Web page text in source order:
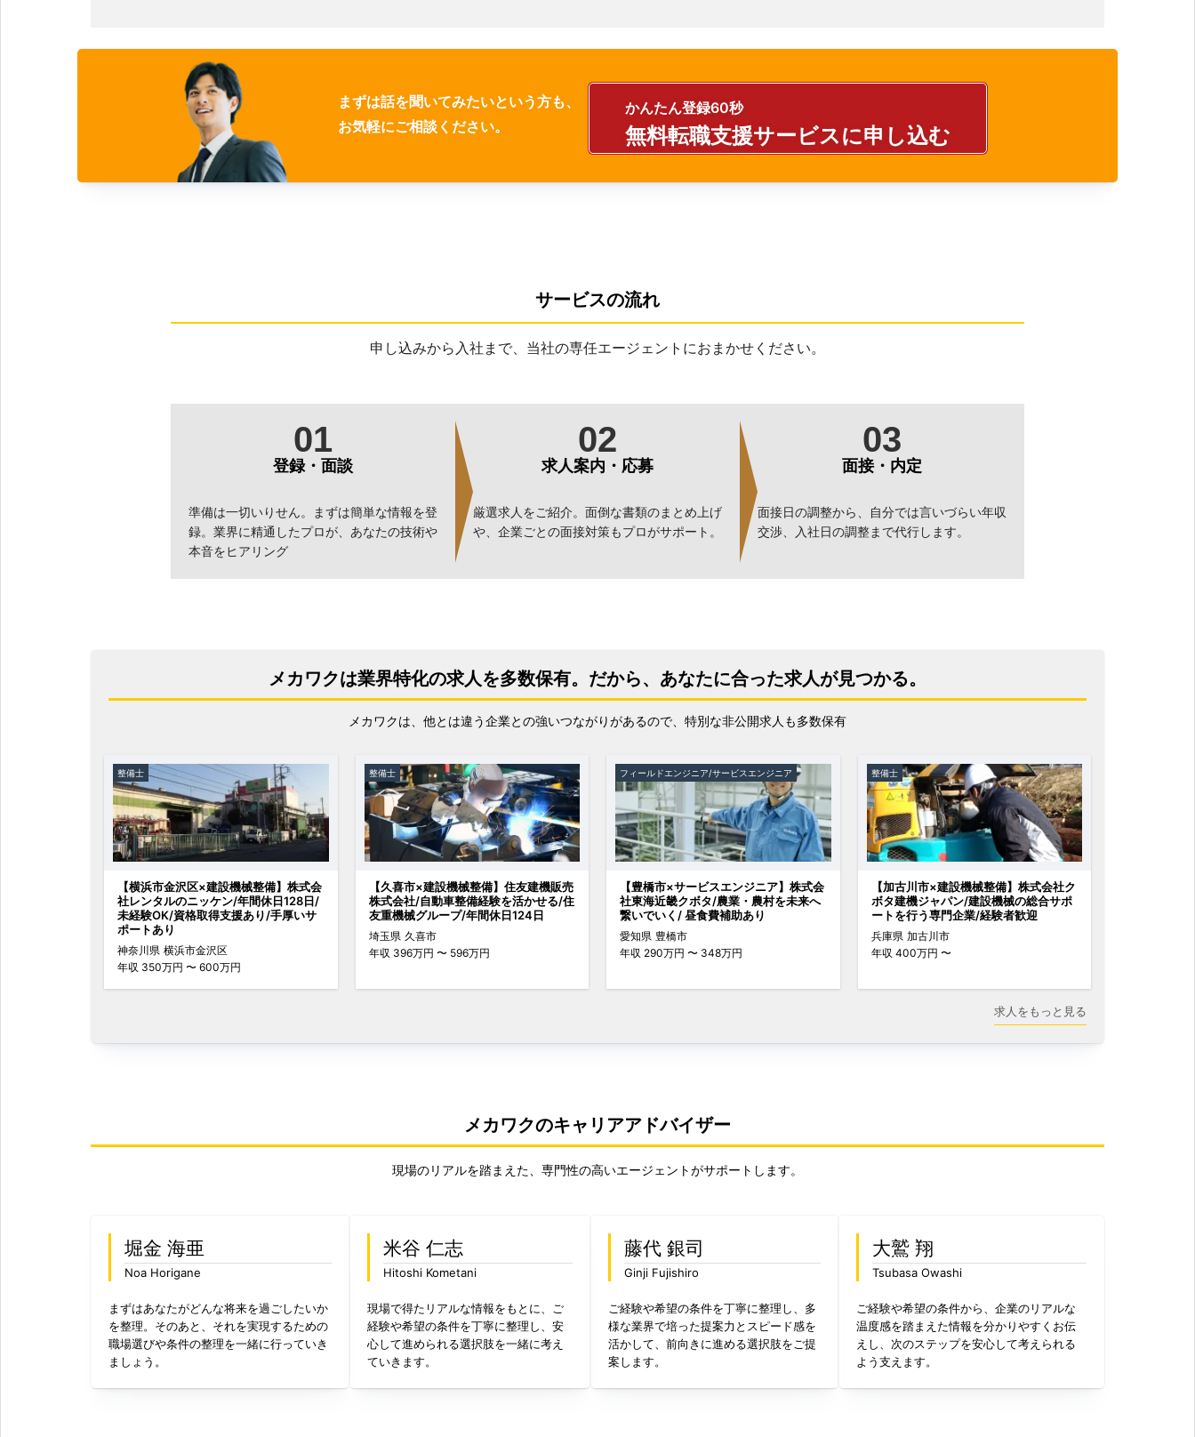
まずは話を聞いてみたいという方も、
お気軽にご相談ください。
かんたん登録60秒
無料転職支援サービスに申し込む
サービスの流れ
申し込みから入社まで、 当社の専任エージェントにおまかせください。
01
登録・面談
準備は一切いりせん。まずは簡単な情報を登
録。業界に精通したプロが、あなたの技術や
本音をヒアリング
02
求人案内・応募
厳選求人をご紹介。面倒な書類のまとめ上げ
や、企業ごとの面接対策もプロがサポート。
03
面接・内定
面接日の調整から、自分では言いづらい年収
交渉、入社日の調整まで代行します。
メカワクは業界特化の求人を多数保有。 だから、あなたに合った求人が見つかる。
メカワクは、他とは違う企業との強いつながりがあるので、特別な非公開求人も多数保有
整備士
【横浜市金沢区×建設機械整備】株式会
社レンタルのニッケン/年間休日128日/
未経験OK/資格取得支援あり/手厚いサ
ポートあり
神奈川県 横浜市金沢区
年収 350万円 〜 600万円
整備士
【久喜市×建設機械整備】住友建機販売
株式会社/自動車整備経験を活かせる/住
友重機械グループ/年間休日124日
埼玉県 久喜市
年収 396万円 〜 596万円
フィールドエンジニア/サービスエンジニア
【豊橋市×サービスエンジニア】株式会
社東海近畿クボタ/農業・農村を未来へ
繋いでいく/ 昼食費補助あり
愛知県 豊橋市
年収 290万円 〜 348万円
整備士
【加古川市×建設機械整備】株式会社ク
ボタ建機ジャパン/建設機械の総合サポ
ートを行う専門企業/経験者歓迎
兵庫県 加古川市
年収 400万円 〜
求人をもっと見る
メカワクのキャリアアドバイザー
現場のリアルを踏まえた、専門性の高いエージェントがサポートします。
堀金 海亜
Noa Horigane
まずはあなたがどんな将来を過ごしたいか
を整理。そのあと、それを実現するための
職場選びや条件の整理を一緒に行っていき
ましょう。
米谷 仁志
Hitoshi Kometani
現場で得たリアルな情報をもとに、ご
経験や希望の条件を丁寧に整理し、安
心して進められる選択肢を一緒に考え
ていきます。
藤代 銀司
Ginji Fujishiro
ご経験や希望の条件を丁寧に整理し、多
様な業界で培った提案力とスピード感を
活かして、前向きに進める選択肢をご提
案します。
大鷲 翔
Tsubasa Owashi
ご経験や希望の条件から、企業のリアルな
温度感を踏まえた情報を分かりやすくお伝
えし、次のステップを安心して考えられる
よう支えます。